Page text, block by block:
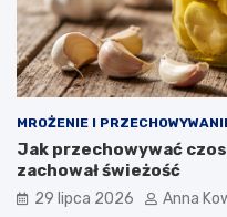
MROŻENIE I
Jak przechowywać
zachował świeżość
29 lipca 2026 Anna